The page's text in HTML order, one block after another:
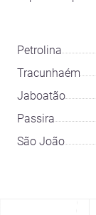
Petrolina
Tracunhaém
Jaboatão
Passira
São João